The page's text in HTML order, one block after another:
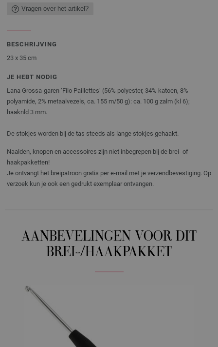
Vragen over het artikel?
BESCHRIJVING
23 x 35 cm
JE HEBT NODIG
Lana Grossa-garen ‘Filo Paillettes’ (56% polyester, 34% katoen, 8%
polyamide, 2% metaalvezels, ca. 155 m/50 g): ca. 100 g zalm (kl 6);
haaknld 3 mm.
De stokjes worden bij de tas steeds als lange stokjes gehaakt.
Naalden, knopen en accessoires zijn niet inbegrepen bij de brei- of
haakpakketten!
Je ontvangt het breipatroon gratis per e-mail met je verzendbevestiging. Op
verzoek kun je ook een gedrukt exemplaar ontvangen.
AANBEVELINGEN VOOR DIT
BREI-/HAAKPAKKET